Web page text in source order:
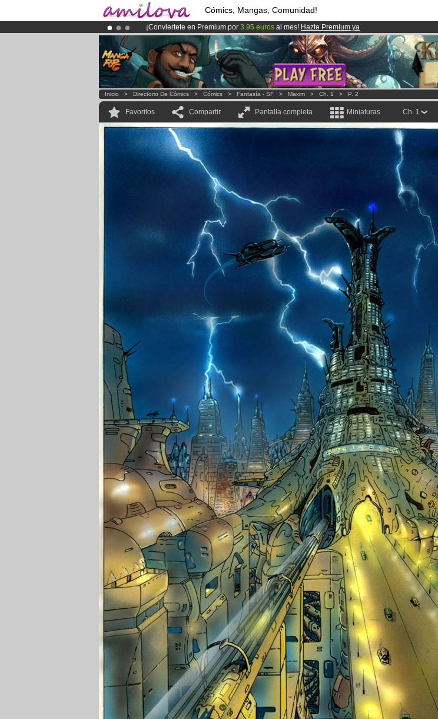
Cómics, Mangas, Comunidad!
¡Conviertete en Premium por 3.95 euros al mes! Hazte Premium ya
¡El Kickstarter Amilova está desormado lanzado!.
¡Ya tenemos 134393miembrosy 1208 Cómics y Mangas!.
Inicio > Directorio De Cómics > Cómics > Fantasía - SF > Maxim > Ch. 1 > P. 2
Favoritos Compartir Pantalla completa Miniaturas Ch. 1